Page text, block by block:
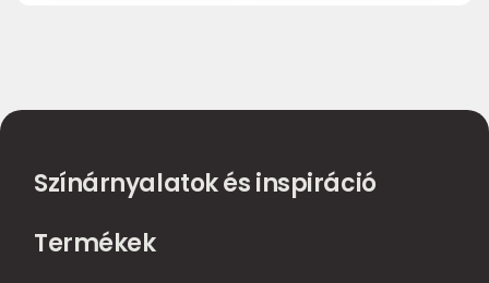
Színárnyalatok és inspiráció
Termékek